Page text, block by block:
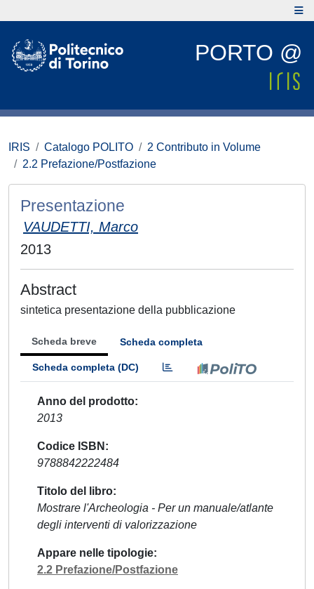
PORTO @
IRIS Catalogo POLITO
2 Contributo in Volume
2.2 Prefazione/Postfazione
Presentazione
VAUDETTI, Marco
2013
Abstract
sintetica presentazione della pubblicazione
Scheda breve Scheda completa
Scheda completa (DC)
Anno del prodotto
2013
Codice ISBN
9788842222484
Titolo del libro
Mostrare l'Archeologia - Per un manuale/atlante
degli interventi di valorizzazione
Appare nelle tipologie
2.2 Prefazione/Postfazione